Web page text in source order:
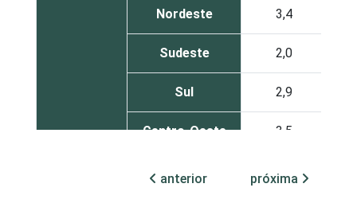
Nordeste 3,4
Sudeste 2,0
Sul 2,9
Centro-Oeste 3,5
Indústria de
2,2
anterior próxima